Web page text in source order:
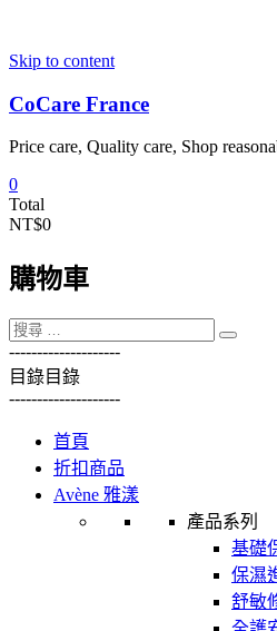
Skip to content
CoCare France
Price care, Quality care, Shop
0
Total
NT$0
購物車
--------------------
目錄目錄
--------------------
首頁
折扣商品
Avène 雅漾
產品系列
基礎
保濕
舒敏